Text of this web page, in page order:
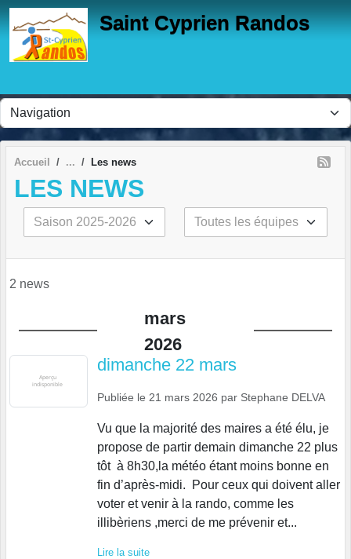
Saint Cyprien Randos
Accueil Les news
LES NEWS
2 news
mars
2026
dimanche 22 mars
Publiée le 21 mars 2026 par Stephane DELVA
Vu que la majorité des maires a été élu, je
propose de partir demain dimanche 22 plus
tôt à 8h30,la météo étant moins bonne en
fin d’après-midi. Pour ceux qui doivent aller
voter et venir à la rando, comme les
illibèriens ,merci de me prévenir et...
Lire la suite
Panneau de gestion des cookies